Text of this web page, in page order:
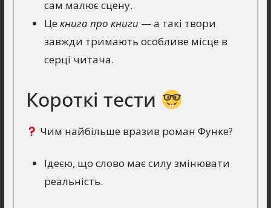
сам малює сцену.
Це книга про книги— а такі твори
завжди тримають особливе місце в
серці читача.
Короткі тести
Чим найбільше вразив роман Функе?
Ідеєю, що слово має силу змінювати
реальність.